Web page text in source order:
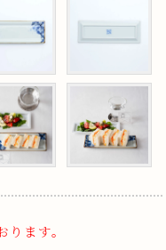
ります。